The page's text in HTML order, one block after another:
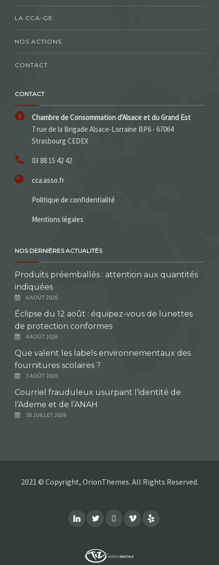
LA CCA-GE
NOS ACTIONS
CONTACT
CONTACT
Chambre de Consommation d'Alsace et du Grand Est
7 rue de la Brigade Alsace-Lorraine BP6 - 67064
Strasbourg CEDEX
03 88 15 42 42
cca.asso.fr
Politique de confidentialité
Mentions légales
NOS DERNIÈRES ACTUALITÉS
Produits préemballés : attention aux quantités
indiquées
6 AOÛT 2026
Éclipse du 12 août : équipez-vous de lunettes
de protection conformes
4 AOÛT 2026
Que valent les labels environnementaux des
fournitures scolaires ?
3 AOÛT 2026
Courriel frauduleux usurpant l’identité de
l’Ademe et de l’ANAH
30 JUILLET 2026
2021 © Copyright, OrionThemes. All Rights Reserved.